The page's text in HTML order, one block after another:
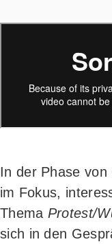
In der Pha­se von
im Fokus,
The­ma Protest/
sich in den